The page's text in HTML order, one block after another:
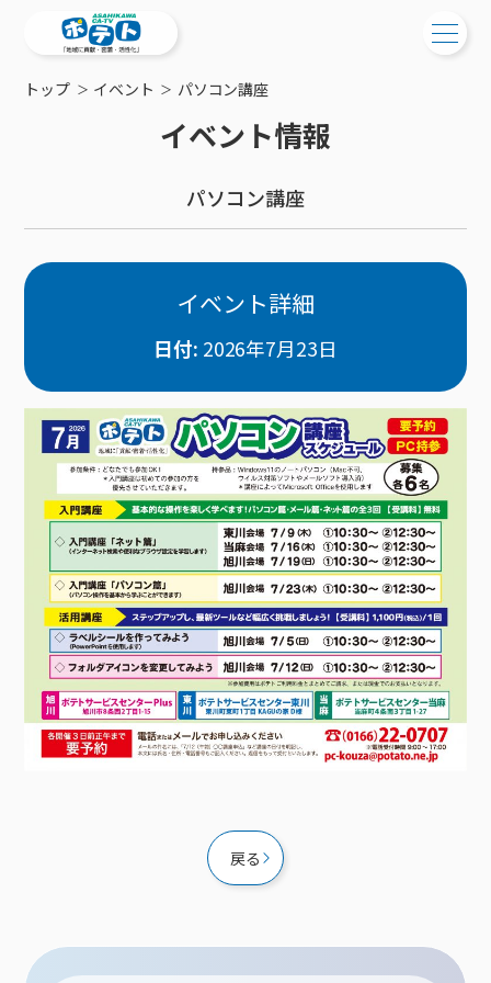
サービス提供エリア
特典・キャンペーン
おトクな割引サービス
ご加入中のサービス確認・変更
サポートサービス
リモートコール
回線速度測定
接続・設定⽅法
訪問サポート＆サポートパックサービス料⾦表
新着情報
メンテナンス・障害情報
ポテトからのプレゼント
イベントカレンダー
講座のご案内
サービス案内
サービス案内
ケーブルテレビトップ
チャンネル紹介
料⾦プラン
NHK衛星受信料団体⼀括⽀払
機器⼀覧
インターネット
インターネットトップ
料⾦プラン
Wi-Fiサービス
ポテトホーム防犯カメラ
オプションサービス
インターネットギガシェアプラン
固定電話
固定電話トップ
基本料⾦・通話料⾦
オプションサービス
auスマートバリュー
auまとめトーク
ポテトスマートフォン
ポテトスマートフォントップ
料⾦プラン
機種⼀覧
オプションサービス
でんき
でんきトップ
ポラリンでんき×ポテト
ポテトでんき
ケーブルプラスでんき
暮らしを快適にするサービス
暮らしを快適にするサービストップ
ポテトライフメール
⽣活あんしんサービス
みるプラス
お困りの方はこちら
会社案内
メンテナンス
障害情報
マイページ
お申し込み
トップ イベント パソコン講座
イベント情報
パソコン講座
イベント詳細
日付: 2026年7月23日
戻る